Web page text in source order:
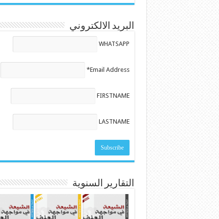
البريد الالكتروني
WHATSAPP
Email Address*
FIRSTNAME
LASTNAME
التقارير السنوية